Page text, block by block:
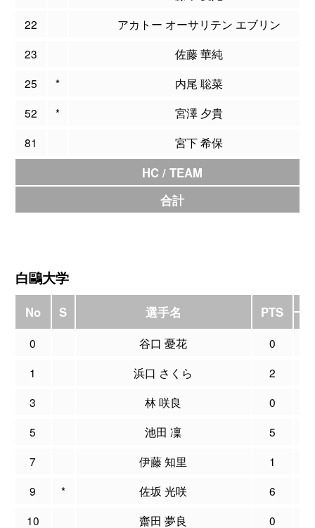
22
アカトー オーサリテン エブリン
23
佐藤 華純
25
*
内尾 聡菜
52
*
宮澤 夕貴
81
宮下 希保
HC / TEAM
合計
白鷗大学
No S 選手名 PTS
0 谷口 憂花 0
1
浜口 さくら 2
3
林 咲良 0
5
池田 凜 5
7
伊藤 知里 1
9
* 佐坂 光咲 6
10
齋田 夢良 0